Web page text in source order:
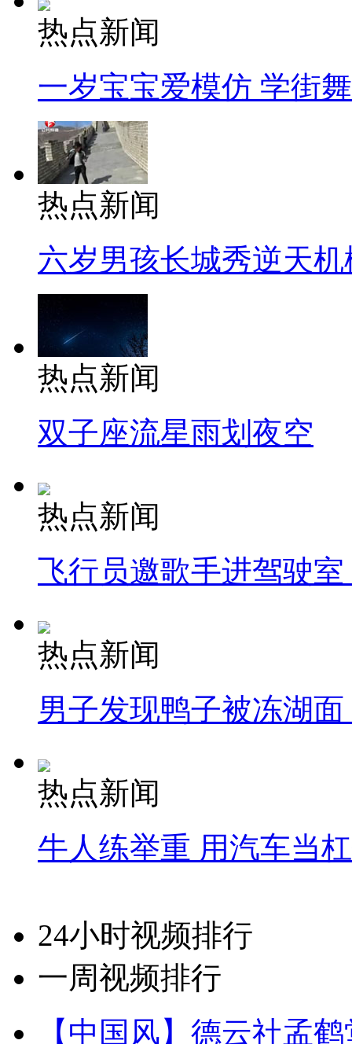
热点新闻
一岁宝宝爱模仿 学街
热点新闻
六岁男孩长城秀逆天机
热点新闻
双子座流星雨划夜空
热点新闻
飞行员邀歌手进驾驶
热点新闻
男子发现鸭子被冻湖
热点新闻
牛人练举重 用汽车当
24小时视频排行
一周视频排行
【中国风】德云社孟